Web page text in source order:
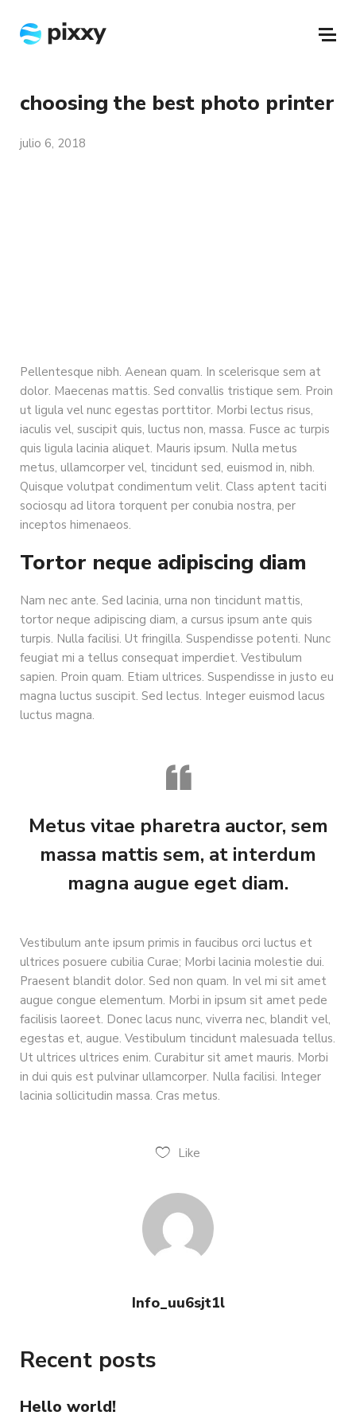
choosing the best photo printer
julio 6, 2018
Pellentesque nibh. Aenean quam. In scelerisque sem at
dolor. Maecenas mattis. Sed convallis tristique sem. Proin
ut ligula vel nunc egestas porttitor. Morbi lectus risus,
iaculis vel, suscipit quis, luctus non, massa. Fusce ac turpis
quis ligula lacinia aliquet. Mauris ipsum. Nulla metus
metus, ullamcorper vel, tincidunt sed, euismod in, nibh.
Quisque volutpat condimentum velit. Class aptent taciti
sociosqu ad litora torquent per conubia nostra, per
inceptos himenaeos.
Tortor neque adipiscing diam
Nam nec ante. Sed lacinia, urna non tincidunt mattis,
tortor neque adipiscing diam, a cursus ipsum ante quis
turpis. Nulla facilisi. Ut fringilla. Suspendisse potenti. Nunc
feugiat mi a tellus consequat imperdiet. Vestibulum
sapien. Proin quam. Etiam ultrices. Suspendisse in justo eu
magna luctus suscipit. Sed lectus. Integer euismod lacus
luctus magna.
Metus vitae pharetra auctor, sem
massa mattis sem, at interdum
magna augue eget diam.
Vestibulum ante ipsum primis in faucibus orci luctus et
ultrices posuere cubilia Curae; Morbi lacinia molestie dui.
Praesent blandit dolor. Sed non quam. In vel mi sit amet
augue congue elementum. Morbi in ipsum sit amet pede
facilisis laoreet. Donec lacus nunc, viverra nec, blandit vel,
egestas et, augue. Vestibulum tincidunt malesuada tellus.
Ut ultrices ultrices enim. Curabitur sit amet mauris. Morbi
in dui quis est pulvinar ullamcorper. Nulla facilisi. Integer
lacinia sollicitudin massa. Cras metus.
Like
Info_uu6sjt1l
Recent posts
Hello world!